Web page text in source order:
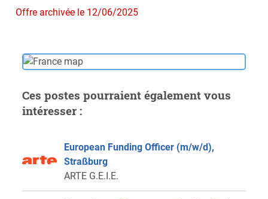
Offre archivée le 12/06/2025
Ces postes pourraient également vous
intéresser :
European Funding Officer (m/w/d),
Straßburg
ARTE G.E.I.E.